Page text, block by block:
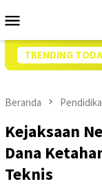
ke
Mobile
TRENDING
13 Ekor Babi
Beranda
Kejaksaan
Dana
Teknis